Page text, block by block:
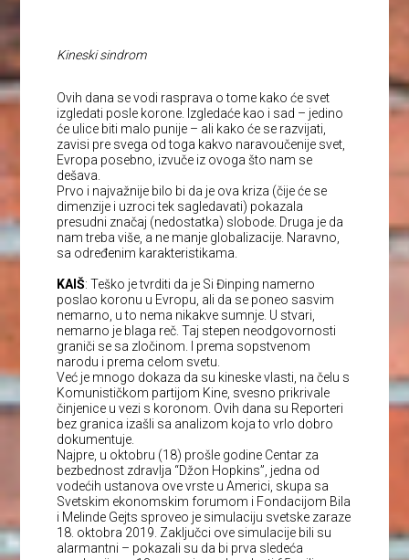
Kineski sindrom
Ovih dana se vodi rasprava o tome kako će svet
izgledati posle korone. Izgledaće kao i sad – jedino
će ulice biti malo punije – ali kako će se razvijati,
zavisi pre svega od toga kakvo naravoučenije svet,
Evropa posebno, izvuče iz ovoga što nam se
dešava.
Prvo i najvažnije bilo bi da je ova kriza (čije će se
dimenzije i uzroci tek sagledavati) pokazala
presudni značaj (nedostatka) slobode. Druga je da
nam treba više, a ne manje globalizacije. Naravno,
sa određenim karakteristikama.
KAIŠ: Teško je tvrditi da je Si Đinping namerno
poslao koronu u Evropu, ali da se poneo sasvim
nemarno, u to nema nikakve sumnje. U stvari,
nemarno je blaga reč. Taj stepen neodgovornosti
graniči se sa zločinom. I prema sopstvenom
narodu i prema celom svetu.
Već je mnogo dokaza da su kineske vlasti, na čelu s
Komunističkom partijom Kine, svesno prikrivale
činjenice u vezi s koronom. Ovih dana su Reporteri
bez granica izašli sa analizom koja to vrlo dobro
dokumentuje.
Najpre, u oktobru (18) prošle godine Centar za
bezbednost zdravlja “Džon Hopkins”, jedna od
vodećih ustanova ove vrste u Americi, skupa sa
Svetskim ekonomskim forumom i Fondacijom Bila
i Melinde Gejts sproveo je simulaciju svetske zaraze
18. oktobra 2019. Zaključci ove simulacije bili su
alarmantni – pokazali su da bi prva sledeća